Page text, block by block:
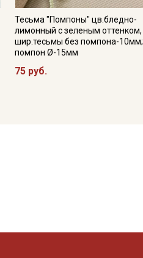
Тесьма "Помпоны" цв.бледно-
лимонный с зеленым оттенком,
шир.тесьмы без помпона-10мм;
помпон Ø-15мм
75 руб.